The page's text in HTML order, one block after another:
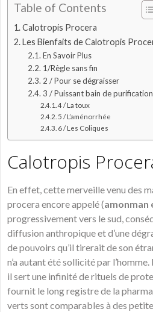
Table of Contents
Calotropis Procera
Les Bienfaits de Calotropis
En Savoir Plus
1/Règle sans fin
2 / Pour se dégraisser
3 / Puissant bain de purification
4 / La toux
5 / L’aménorrhée
6 / Les Coliques
Calotropis
En effet, cette merveille venu des
procera encore appelé (amonman
progressivement vers le sud,
diffusion anthropique et d’une
de pouvoirs qu’il tirerait de son
n’a autant été sollicité par
il sert une infinité de rituels de
fournit le long registre de la
verts sont comparables à des